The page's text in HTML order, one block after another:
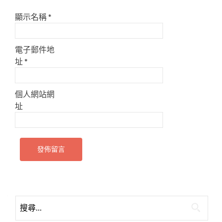
顯示名稱*
電子郵件地
址*
個人網站網
址
尋